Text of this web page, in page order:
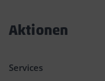
Aktionen
Services